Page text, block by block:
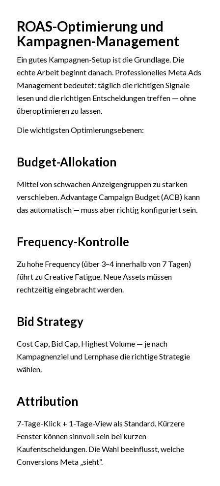
ROAS-Optimierung und
Kampagnen-Management
Ein gutes Kampagnen-Setup ist die Grundlage. Die
echte Arbeit beginnt danach. Professionelles Meta Ads
Management bedeutet: täglich die richtigen Signale
lesen und die richtigen Entscheidungen treffen — ohne
überoptimieren zu lassen.
Die wichtigsten Optimierungsebenen:
Budget-Allokation
Mittel von schwachen Anzeigengruppen zu starken
verschieben. Advantage Campaign Budget (ACB) kann
das automatisch — muss aber richtig konfiguriert sein.
Frequency-Kontrolle
Zu hohe Frequency (über 3–4 innerhalb von 7 Tagen)
führt zu Creative Fatigue. Neue Assets müssen
rechtzeitig eingebracht werden.
Bid Strategy
Cost Cap, Bid Cap, Highest Volume — je nach
Kampagnenziel und Lernphase die richtige Strategie
wählen.
Attribution
7-Tage-Klick + 1-Tage-View als Standard. Kürzere
Fenster können sinnvoll sein bei kurzen
Kaufentscheidungen. Die Wahl beeinflusst, welche
Conversions Meta „sieht“.